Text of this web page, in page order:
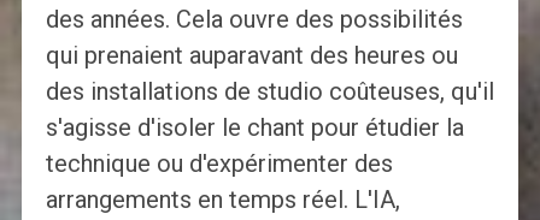
des années. Cela ouvre des possibilités
qui prenaient auparavant des heures ou
des installations de studio coûteuses, qu'il
s'agisse d'isoler le chant pour étudier la
technique ou d'expérimenter des
arrangements en temps réel. L'IA,